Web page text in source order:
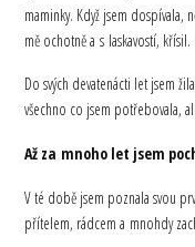
maminky. Když jsem
mě ochotně a s laskavostí,
Do svých devatenácti let jsem
všechno co jsem potřebovala,
Až za mnoho let jsem
V té době jsem poznala svou
přítelem, rádcem a mnohdy